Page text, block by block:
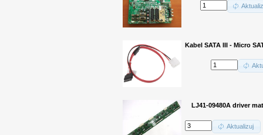
Kabel SATA III - Micro
LJ41-09480A driver
Aktualizuj